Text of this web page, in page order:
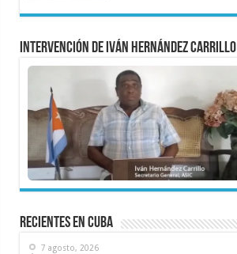
Intervención de Iván Hernández Carrillo
recientes en cuba
7 agosto, 2026